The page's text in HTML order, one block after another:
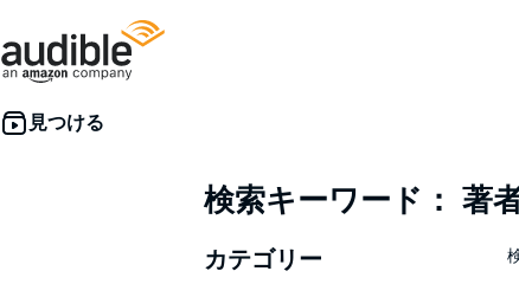
検索キーワード： 著
カテゴリー